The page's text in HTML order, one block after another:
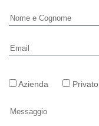
Azienda Privato